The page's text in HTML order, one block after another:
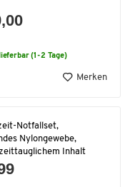
(1-2 Tage)
Merken
Notfallset,
Nylongewebe,
Inhalt